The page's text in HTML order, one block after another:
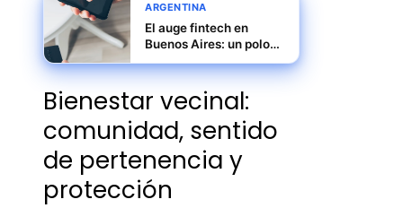
ARGENTINA
El auge fintech en
Buenos Aires: un polo
de innovación
financiera
Bienestar vecinal:
comunidad, sentido
de pertenencia y
protección